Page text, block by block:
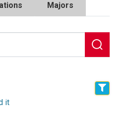
Majors
it